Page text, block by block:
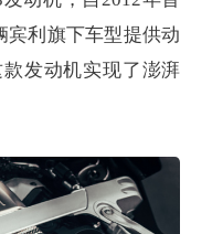
宾利旗下车型提供动
发动机实现了澎湃